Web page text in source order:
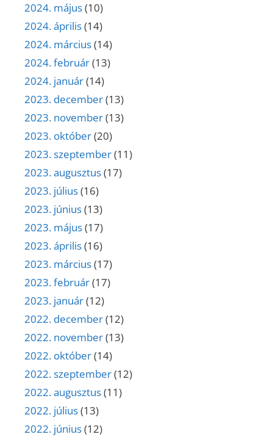
2024. május(10)
2024. április(14)
2024. március(14)
2024. február(13)
2024. január(14)
2023. december(13)
2023. november(13)
2023. október(20)
2023. szeptember(11)
2023. augusztus(17)
2023. július(16)
2023. június(13)
2023. május(17)
2023. április(16)
2023. március(17)
2023. február(17)
2023. január(12)
2022. december(12)
2022. november(13)
2022. október(14)
2022. szeptember(12)
2022. augusztus(11)
2022. július(13)
2022. június(12)